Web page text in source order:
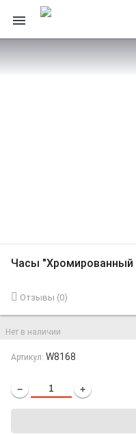
Часы "Хромированный
Отзывы (0)
Нет в наличии
Артикул: W8168
− +